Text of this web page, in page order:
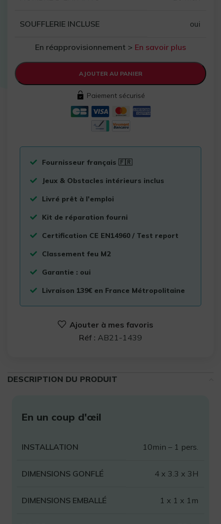
SOUFFLERIE INCLUSE oui
En réapprovisionnement > En savoir plus
AJOUTER AU PANIER
Paiement sécurisé
Fournisseur français 🇫🇷
Jeux & Obstacles intérieurs inclus
Livré prêt à l'emploi
Kit de réparation fourni
Certification CE EN14960 / Test report
Classement feu M2
Garantie : oui
Livraison 139€ en France Métropolitaine
Ajouter à mes favoris
Réf : AB21-1439
DESCRIPTION DU PRODUIT
En un coup d'œil
INSTALLATION 10min – 1 pers.
DIMENSIONS GONFLÉ 4 x 3.3 x 3H
DIMENSIONS EMBALLÉ 1 x 1 x 1m